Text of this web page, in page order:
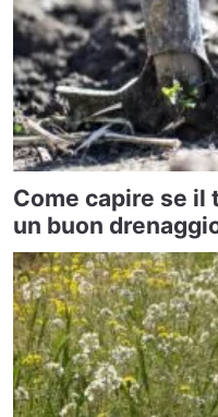
Come capire se il
un buon